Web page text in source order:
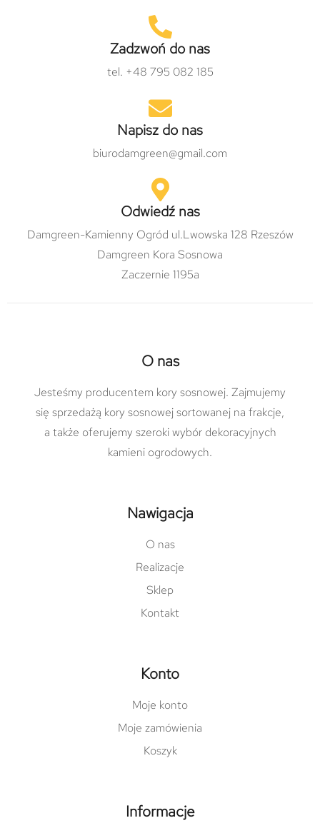
Zadzwoń do nas
tel. +48 795 082 185
Napisz do nas
biurodamgreen@gmail.com
Odwiedź nas
Damgreen-Kamienny Ogród ul.Lwowska 128 Rzeszów
Damgreen Kora Sosnowa
Zaczernie 1195a
O nas
Jesteśmy producentem kory sosnowej. Zajmujemy
się sprzedażą kory sosnowej sortowanej na frakcje,
a także oferujemy szeroki wybór dekoracyjnych
kamieni ogrodowych.
Nawigacja
O nas
Realizacje
Sklep
Kontakt
Konto
Moje konto
Moje zamówienia
Koszyk
Informacje